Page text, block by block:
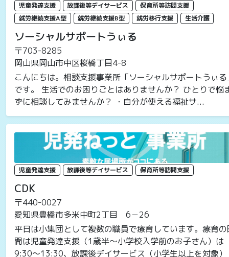
児童発達支援 放課後等デイサービス
保育所等訪問支援
就労継続支援A型
就労継続支援B型 就労移行支援 生活介護
ソーシャルサポートうぃる
〒703-8285
岡山県岡山市中区桜橋丁目4-8
こんにちは。相談支援事業所「ソーシャルサポートうぃる
です。 生活でのお困りごとはありませんか？ ひとりで悩
ずに相談してみませんか？ ・自分が使える福祉サ...
児童発達支援 放課後等デイサービス 保育所等訪問支援
CDK
〒440-0027
愛知県豊橋市多米中町2丁目 6－26
平日は小集団として複数の職員で療育しています。療育の
間は児童発達支援（1歳半～小学校入学前のお子さん）は
9:30～13:30、放課後デイサービス（小学生以上を対象）